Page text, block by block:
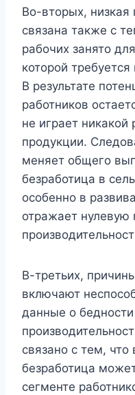
Во-вторых, низкая
связана также с
рабочих занято
которой
В результате
работников
не играет
продукции.
меняет общего
безработица в
особенно в
отражает нулевую
В-третьих,
включают
данные о бедности
связано с тем,
безработица
сегменте